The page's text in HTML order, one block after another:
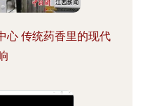
心 传统药香里的现代